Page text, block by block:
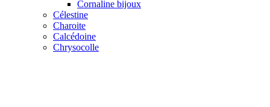
Cornaline bijoux
Célestine
Charoite
Calcédoine
Chrysocolle